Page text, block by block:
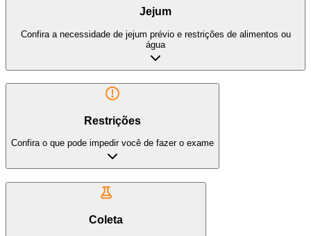
Jejum
Confira a necessidade de jejum prévio e restrições de alimentos ou
água
Restrições
Confira o que pode impedir você de fazer o exame
Coleta